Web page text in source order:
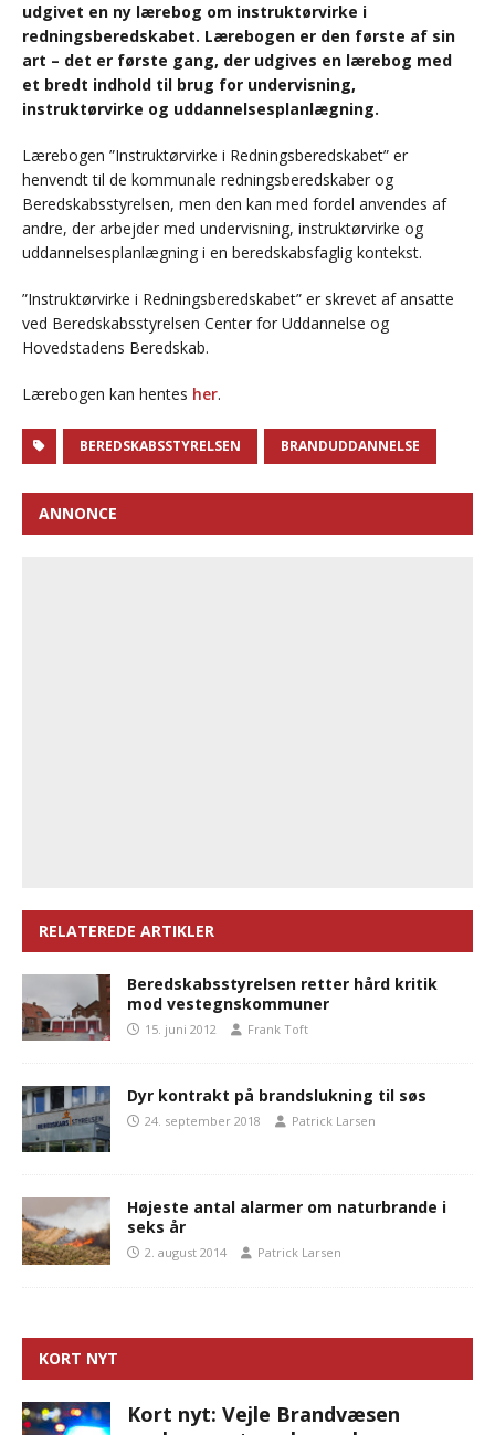
udgivet en ny lærebog om instruktørvirke i
redningsberedskabet. Lærebogen er den første af sin
art – det er første gang, der udgives en lærebog med
et bredt indhold til brug for undervisning,
instruktørvirke og uddannelsesplanlægning.
Lærebogen ”Instruktørvirke i Redningsberedskabet” er
henvendt til de kommunale redningsberedskaber og
Beredskabsstyrelsen, men den kan med fordel anvendes af
andre, der arbejder med undervisning, instruktørvirke og
uddannelsesplanlægning i en beredskabsfaglig kontekst.
”Instruktørvirke i Redningsberedskabet” er skrevet af ansatte
ved Beredskabsstyrelsen Center for Uddannelse og
Hovedstadens Beredskab.
Lærebogen kan hentes her.
BEREDSKABSSTYRELSEN BRANDUDDANNELSE
ANNONCE
RELATEREDE ARTIKLER
Beredskabsstyrelsen retter hård kritik
mod vestegnskommuner
15. juni 2012 Frank Toft
Dyr kontrakt på brandslukning til søs
24. september 2018 Patrick Larsen
Højeste antal alarmer om naturbrande i
seks år
2. august 2014 Patrick Larsen
KORT NYT
Kort nyt: Vejle Brandvæsen